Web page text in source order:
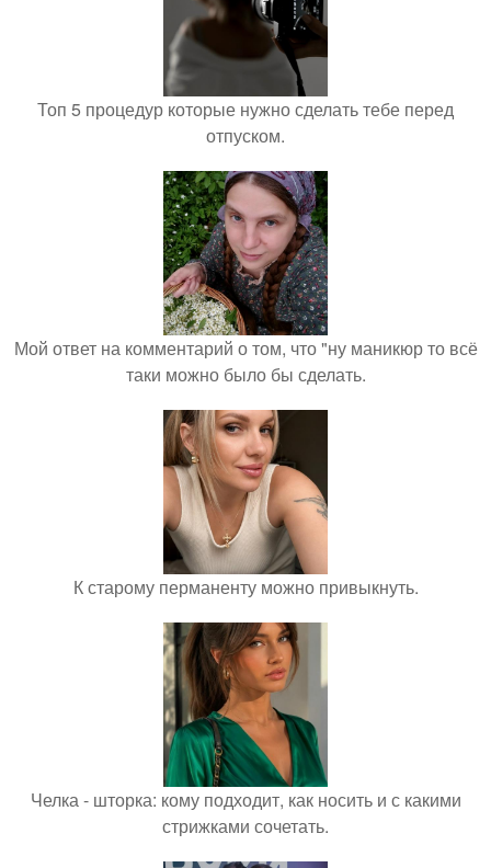
Топ 5 процедур которые нужно сделать тебе перед
отпуском.
Мой ответ на комментарий о том, что "ну маникюр то всё
таки можно было бы сделать.
К старому перманенту можно привыкнуть.
Челка - шторка: кому подходит, как носить и с какими
стрижками сочетать.